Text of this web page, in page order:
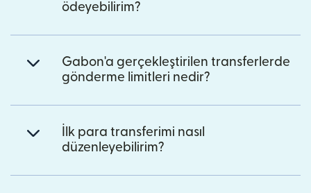
ödeyebilirim?
Gabon'a gerçekleştirilen transferlerde
gönderme limitleri nedir?
İlk para transferimi nasıl
düzenleyebilirim?